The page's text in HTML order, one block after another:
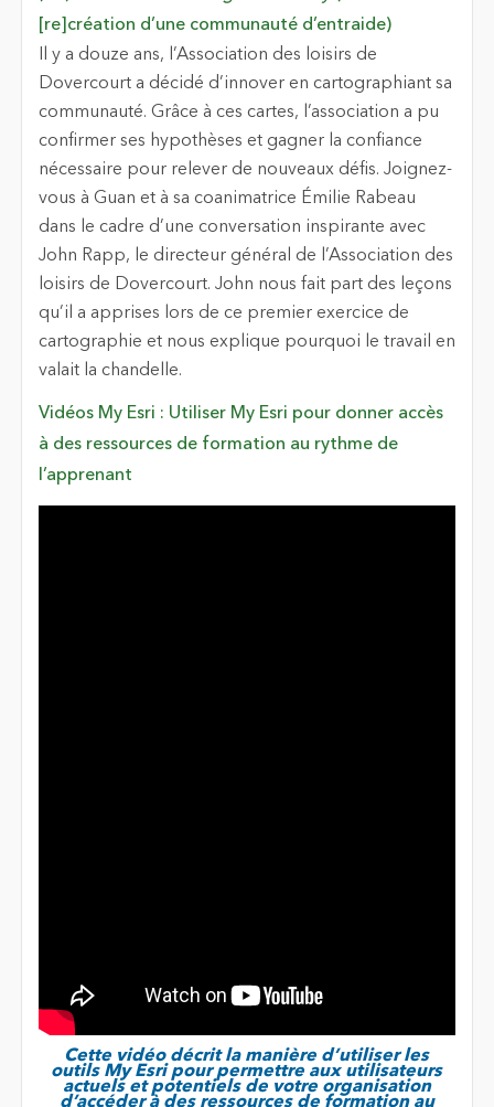
[re]création d’une communauté d’entraide)
Il y a douze ans, l’Association des loisirs de
Dovercourt a décidé d’innover en cartographiant sa
communauté. Grâce à ces cartes, l’association a pu
confirmer ses hypothèses et gagner la confiance
nécessaire pour relever de nouveaux défis. Joignez-
vous à Guan et à sa coanimatrice Émilie Rabeau
dans le cadre d’une conversation inspirante avec
John Rapp, le directeur général de l’Association des
loisirs de Dovercourt. John nous fait part des leçons
qu’il a apprises lors de ce premier exercice de
cartographie et nous explique pourquoi le travail en
valait la chandelle.
Vidéos My Esri : Utiliser My Esri pour donner accès
à des ressources de formation au rythme de
l’apprenant
Cette vidéo décrit la manière d’utiliser les
outils My Esri pour permettre aux utilisateurs
actuels et potentiels de votre organisation
d’accéder à des ressources de formation au